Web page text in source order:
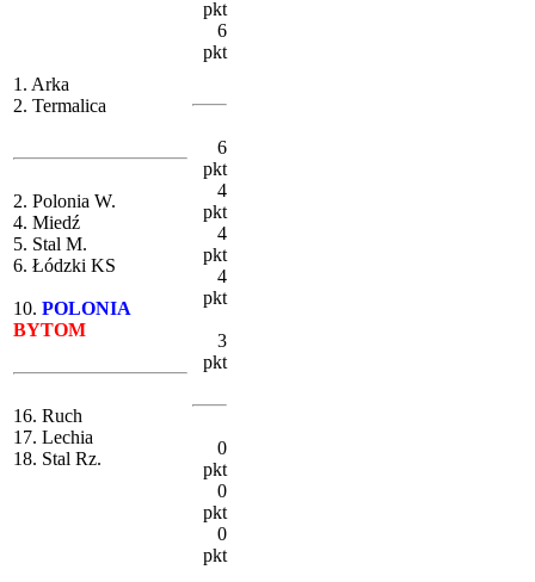
1. Arka
2. Termalica
2. Polonia W.
4. Miedź
5. Stal M.
6. Łódzki KS
10. POLONIA
BYTOM
16. Ruch
17. Lechia
18. Stal Rz.
pkt
6
pkt
6
pkt
4
pkt
4
pkt
4
pkt
3
pkt
0
pkt
0
pkt
0
pkt